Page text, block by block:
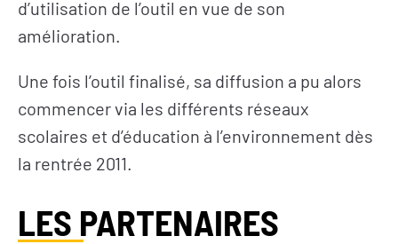
d’utilisation de l’outil en vue de son
amélioration.
Une fois l’outil finalisé, sa diffusion a pu alors
commencer via les différents réseaux
scolaires et d’éducation à l’environnement dès
la rentrée 2011.
LES PARTENAIRES